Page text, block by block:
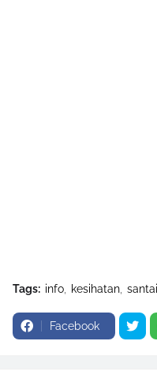
Tags: info kesihatan santai
Facebook